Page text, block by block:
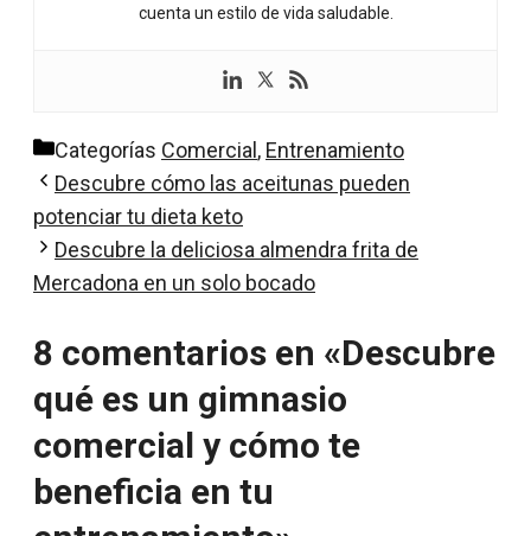
cuenta un estilo de vida saludable.
Categorías Comercial , Entrenamiento
Descubre cómo las aceitunas pueden
potenciar tu dieta keto
Descubre la deliciosa almendra frita de
Mercadona en un solo bocado
8 comentarios en «Descubre
qué es un gimnasio
comercial y cómo te
beneficia en tu